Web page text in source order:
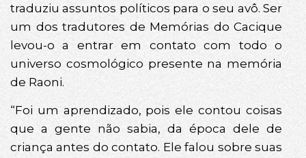
traduziu assuntos políticos para o seu avô. Ser
um dos tradutores de Memórias do Cacique
levou-o a entrar em contato com todo o
universo cosmológico presente na memória
de Raoni.
“Foi um aprendizado, pois ele contou coisas
que a gente não sabia, da época dele de
criança antes do contato. Ele falou sobre suas